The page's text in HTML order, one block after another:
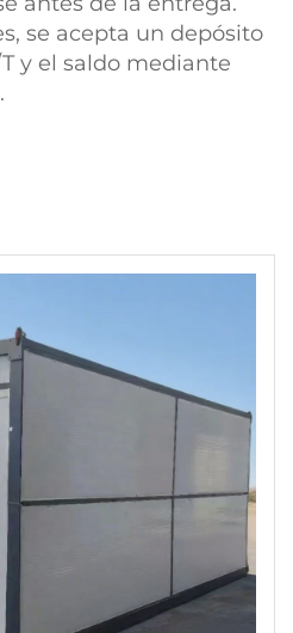
se acepta un depósito
y el saldo mediante